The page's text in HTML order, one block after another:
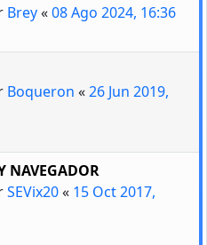
Brey«08 Ago 2024, 16:36
Boqueron «26 Jun 2019,
NAVEGADOR
SEVix20« 15 Oct 2017,